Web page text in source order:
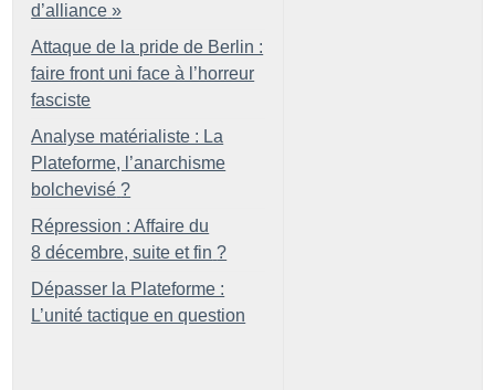
d’alliance »
Attaque de la pride de Berlin :
faire front uni face à l’horreur
fasciste
Analyse matérialiste : La
Plateforme, l’anarchisme
bolchevisé ?
Répression : Affaire du
8 décembre, suite et fin ?
Dépasser la Plateforme :
L’unité tactique en question